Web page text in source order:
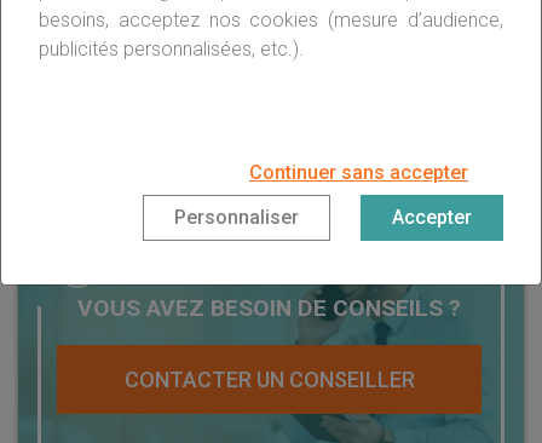
La réforme de l’APL reportée au 1er avril
VOUS AVEZ BESOIN DE CONSEILS ?
CONTACTER UN CONSEILLER
besoins, acceptez nos cookies (mesure d’audience,
publicités personnalisées, etc.).
Continuer sans accepter
Personnaliser
Accepter